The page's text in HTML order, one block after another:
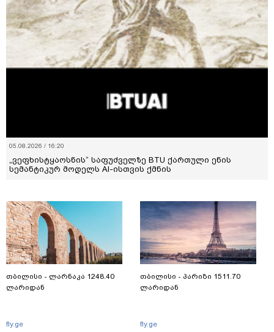
05.08.2026 / 16:20
„ვეფხისტყაოსნის“ საფუძველზე BTU ქართული ენის
სემანტიკურ მოდელს AI-ისთვის ქმნის
თბილისი - ლარნაკა 1248.40
ლარიდან
fly.ge
თბილისი - პარიზი 1511.70
ლარიდან
fly.ge